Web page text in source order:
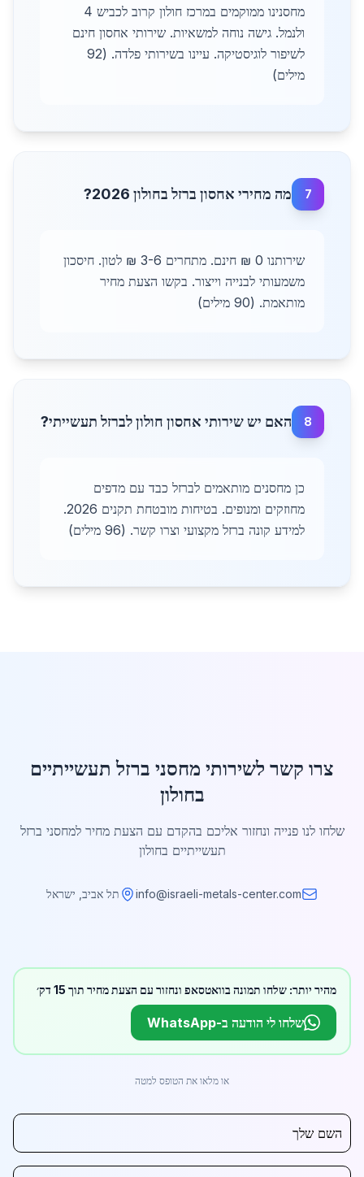
מחסנינו ממוקמים במרכז חולון קרוב לכביש 4
ולנמל. גישה נוחה למשאיות. שירותי אחסון חינם
לשיפור לוגיסטיקה. עיינו בשירותי פלדה. (92
מילים)
7 מה מחירי אחסון ברזל בחולון 2026?
שירותנו 0 ₪ חינם. מתחרים 3-6 ₪ לטון. חיסכון
משמעותי לבנייה וייצור. בקשו הצעת מחיר
מותאמת. (90 מילים)
8 האם יש שירותי אחסון חולון לברזל תעשייתי?
כן מחסנים מותאמים לברזל כבד עם מדפים
מחוזקים ומנופים. בטיחות מובטחת תקנים 2026.
למידע קונה ברזל מקצועי וצרו קשר. (96 מילים)
צרו קשר לשירותי מחסני ברזל תעשייתיים
בחולון
שלחו לנו פנייה ונחזור אליכם בהקדם עם הצעת מחיר למחסני ברזל
תעשייתיים בחולון
info@israeli-metals-center.com תל אביב, ישראל
מהיר יותר: שלחו תמונה בוואטסאפ ונחזור עם הצעת מחיר תוך 15 דק׳
שלחו לי הודעה ב-WhatsApp
או מלאו את הטופס למטה